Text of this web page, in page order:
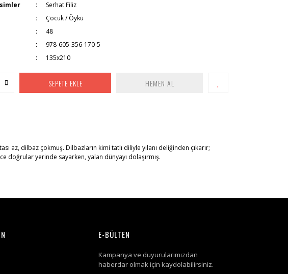
Serhat Filiz
Çocuk / Öykü
48
978-605-356-170-5
135x210
SEPETE EKLE HEMEN AL
az, dilbaz çokmuş. Dilbazların kimi tatlı diliyle yılanı deliğinden çıkarır;
yerinde sayarken, yalan dünyayı dolaşırmış.
E-BÜLTEN
Kampanya ve duyurularımızdan
haberdar olmak için kaydolabilirsiniz.